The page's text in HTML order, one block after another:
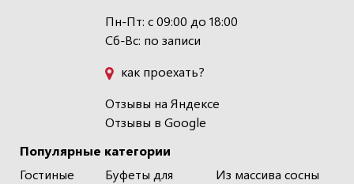
Популярные категории
Гостиные
Буфеты для
Из массива сосны
Пн-Пт: с 09:00 до 18:00
Сб-Вс: по записи
как проехать?
Отзывы на Яндексе
Отзывы в Google